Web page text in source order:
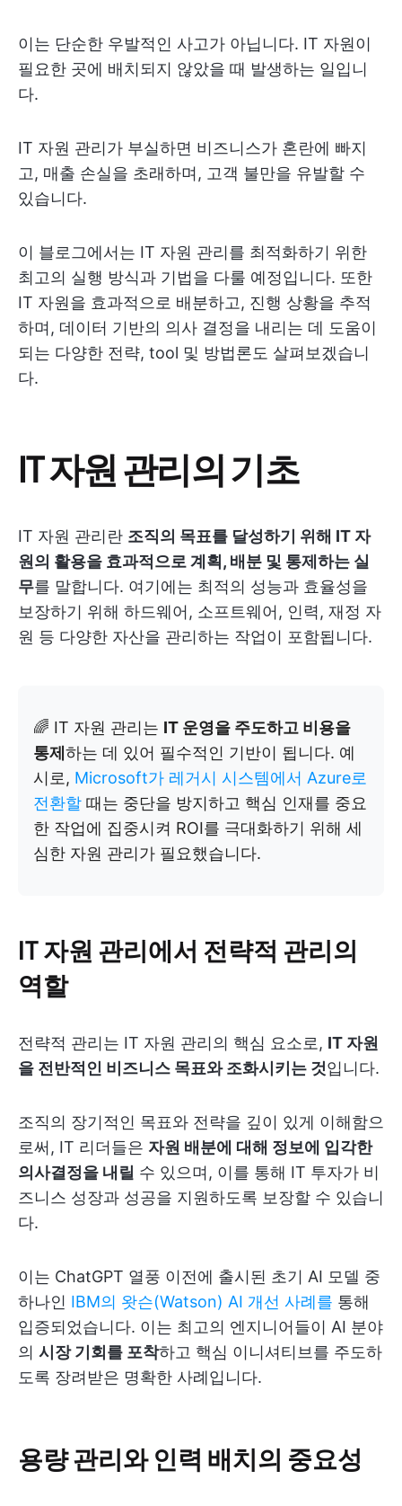
이는 단순한 우발적인 사고가 아닙니다. IT 자원이
필요한 곳에 배치되지 않았을 때 발생하는 일입니
다.
IT 자원 관리가 부실하면 비즈니스가 혼란에 빠지
고, 매출 손실을 초래하며, 고객 불만을 유발할 수
있습니다.
이 블로그에서는 IT 자원 관리를 최적화하기 위한
최고의 실행 방식과 기법을 다룰 예정입니다. 또한
IT 자원을 효과적으로 배분하고, 진행 상황을 추적
하며, 데이터 기반의 의사 결정을 내리는 데 도움이
되는 다양한 전략, tool 및 방법론도 살펴보겠습니
다.
IT 자원 관리의 기초
IT 자원 관리란 조직의 목표를 달성하기 위해 IT 자
원의 활용을 효과적으로 계획, 배분 및 통제하는 실
무를 말합니다. 여기에는 최적의 성능과 효율성을
보장하기 위해 하드웨어, 소프트웨어, 인력, 재정 자
원 등 다양한 자산을 관리하는 작업이 포함됩니다.
🌈 IT 자원 관리는 IT 운영을 주도하고 비용을
통제 하는 데 있어 필수적인 기반이 됩니다. 예
시로, Microsoft가 레거시 시스템에서 Azure로
전환할 때는 중단을 방지하고 핵심 인재를 중요
한 작업에 집중시켜 ROI를 극대화하기 위해 세
심한 자원 관리가 필요했습니다.
IT 자원 관리에서 전략적 관리의
역할
전략적 관리는 IT 자원 관리의 핵심 요소로, IT 자원
을 전반적인 비즈니스 목표와 조화시키는 것입니다.
조직의 장기적인 목표와 전략을 깊이 있게 이해함으
로써, IT 리더들은 자원 배분에 대해 정보에 입각한
의사결정을 내릴 수 있으며, 이를 통해 IT 투자가 비
즈니스 성장과 성공을 지원하도록 보장할 수 있습니
다.
이는 ChatGPT 열풍 이전에 출시된 초기 AI 모델 중
하나인 IBM의 왓슨(Watson) AI 개선 사례를 통해
입증되었습니다. 이는 최고의 엔지니어들이 AI 분야
의 시장 기회를 포착하고 핵심 이니셔티브를 주도하
도록 장려받은 명확한 사례입니다.
용량 관리와 인력 배치의 중요성